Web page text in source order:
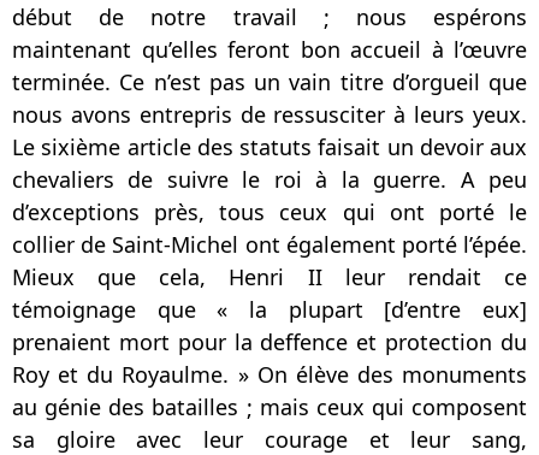
début de notre travail ; nous espérons
maintenant qu’elles feront bon accueil à l’œuvre
terminée. Ce n’est pas un vain titre d’orgueil que
nous avons entrepris de ressusciter à leurs yeux.
Le sixième article des statuts faisait un devoir aux
chevaliers de suivre le roi à la guerre. A peu
d’exceptions près, tous ceux qui ont porté le
collier de Saint-Michel ont également porté l’épée.
Mieux que cela, Henri II leur rendait ce
témoignage que « la plupart [d’entre eux]
prenaient mort pour la deffence et protection du
Roy et du Royaulme. » On élève des monuments
au génie des batailles ; mais ceux qui composent
sa gloire avec leur courage et leur sang,